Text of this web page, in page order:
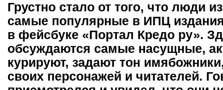
Грустно стало от того, что люди
самые популярные в ИПЦ
в фейсбуке «Портал Кредо ру».
обсуждаются самые насущные,
курируют, задают тон
своих персонажей и читателей.